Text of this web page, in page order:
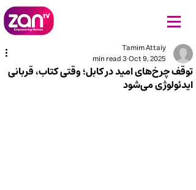
توقف چرخ‌های امید در کابل؛ وقتی کتاب، قربانی
ایدئولوژی می‌شود
Tamim Attaiy
Oct 9, 2025
3 min read